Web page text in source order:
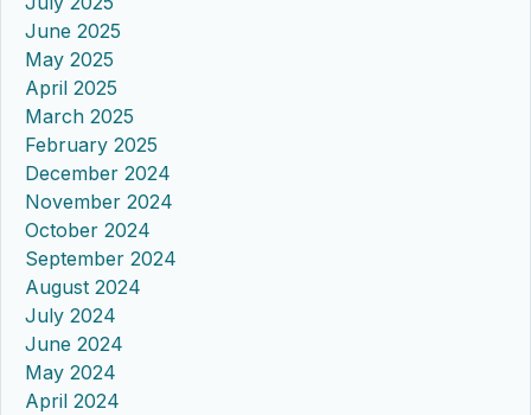
June 2025
May 2025
April 2025
March 2025
February 2025
December 2024
November 2024
October 2024
September 2024
August 2024
July 2024
June 2024
May 2024
April 2024